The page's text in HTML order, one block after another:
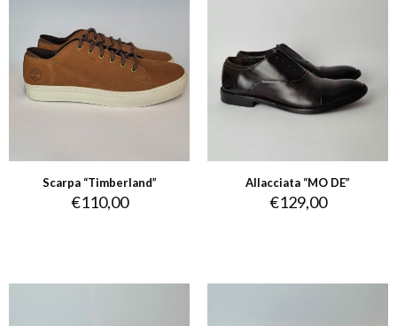
Scarpa “Timberland”
€110,00
Allacciata “MO DE”
€129,00